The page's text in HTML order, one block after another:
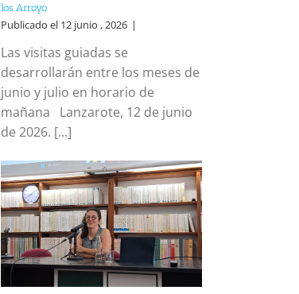
los Arroyo
Publicado el 12 junio , 2026 |
Las visitas guiadas se
desarrollarán entre los meses de
junio y julio en horario de
mañana Lanzarote, 12 de junio
de 2026. [...]